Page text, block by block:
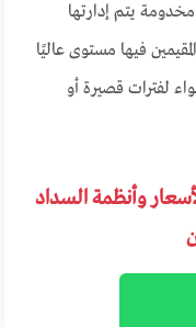
مخدومة يتم إدارتها
فيها مستوى عاليًا
لفترات قصيرة أو
وأنظمة السداد